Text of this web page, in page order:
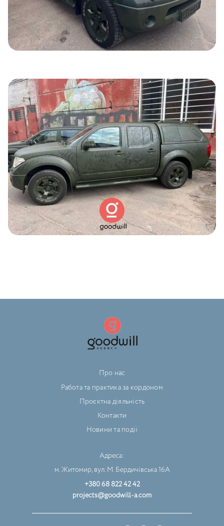
Про нас
Работа та практика за кордоном
Проєктна діяльність
Контакти
Новини та події
Адреса:
м. Житомир, вул. М. Бердичівська 16А
+380 68 822 42 42
projects@goodwill-a.com